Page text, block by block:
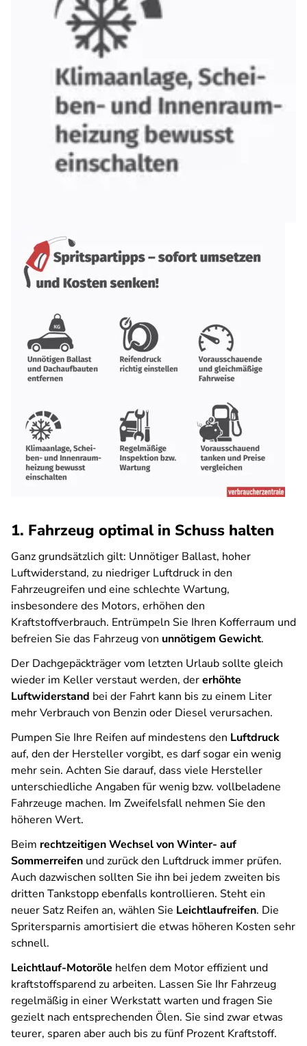
1. Fahrzeug optimal in Schuss halten
Ganz grundsätzlich gilt: Unnötiger Ballast, hoher
Luftwiderstand, zu niedriger Luftdruck in den
Fahrzeugreifen und eine schlechte Wartung,
insbesondere des Motors, erhöhen den
Kraftstoffverbrauch. Entrümpeln Sie Ihren Kofferraum und
befreien Sie das Fahrzeug von unnötigem Gewicht.
Der Dachgepäckträger vom letzten Urlaub sollte gleich
wieder im Keller verstaut werden, dererhöhte
Luftwiderstand bei der Fahrt kann bis zu einem Liter
mehr Verbrauch von Benzin oder Diesel verursachen.
Pumpen Sie Ihre Reifen auf mindestens den Luftdruck
auf, den der Hersteller vorgibt, es darf sogar ein wenig
mehr sein. Achten Sie darauf, dass viele Hersteller
unterschiedliche Angaben für wenig bzw. vollbeladene
Fahrzeuge machen. Im Zweifelsfall nehmen Sie den
höheren Wert.
Beim rechtzeitigen Wechsel von Winter- auf
Sommerreifen und zurück den Luftdruck immer prüfen.
Auch dazwischen sollten Sie ihn bei jedem zweiten bis
dritten Tankstopp ebenfalls kontrollieren. Steht ein
neuer Satz Reifen an, wählen Sie Leichtlaufreifen. Die
Spritersparnis amortisiert die etwas höheren Kosten sehr
schnell.
Leichtlauf-Motoröle helfen dem Motor effizient und
kraftstoffsparend zu arbeiten. Lassen Sie Ihr Fahrzeug
regelmäßig in einer Werkstatt warten und fragen Sie
gezielt nach entsprechenden Ölen. Sie sind zwar etwas
teurer, sparen aber auch bis zu fünf Prozent Kraftstoff.